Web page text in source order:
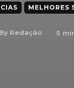
MELHORES
By Redação 5